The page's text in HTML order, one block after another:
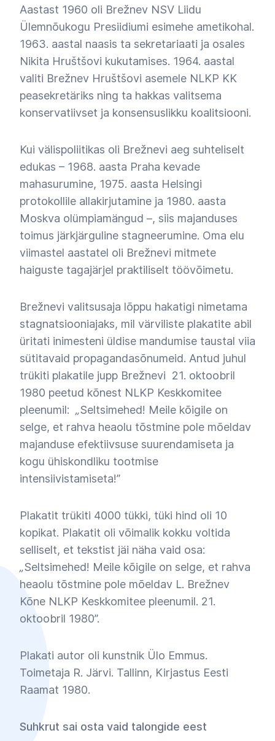
Aastast 1960 oli Brežnev NSV Liidu
Ülemnõukogu Presiidiumi esimehe ametikohal.
1963. aastal naasis ta sekretariaati ja osales
Nikita Hruštšovi kukutamises. 1964. aastal
valiti Brežnev Hruštšovi asemele NLKP KK
peasekretäriks ning ta hakkas valitsema
konservatiivset ja konsensuslikku koalitsiooni.
Kui välispoliitikas oli Brežnevi aeg suhteliselt
edukas – 1968. aasta Praha kevade
mahasurumine, 1975. aasta Helsingi
protokollile allakirjutamine ja 1980. aasta
Moskva olümpiamängud –, siis majanduses
toimus järkjärguline stagneerumine. Oma elu
viimastel aastatel oli Brežnevi mitmete
haiguste tagajärjel praktiliselt töövõimetu.
Brežnevi valitsusaja lõppu hakatigi nimetama
stagnatsiooniajaks, mil värviliste plakatite abil
üritati inimesteni üldise mandumise taustal viia
sütitavaid propagandasõnumeid. Antud juhul
trükiti plakatile jupp Brežnevi 21. oktoobril
1980 peetud kõnest NLKP Keskkomitee
pleenumil: „Seltsimehed! Meile kõigile on
selge, et rahva heaolu tõstmine pole mõeldav
majanduse efektiivsuse suurendamiseta ja
kogu ühiskondliku tootmise
intensiivistamiseta!”
Plakatit trükiti 4000 tükki, tüki hind oli 10
kopikat. Plakatit oli võimalik kokku voltida
selliselt, et tekstist jäi näha vaid osa:
„Seltsimehed! Meile kõigile on selge, et rahva
heaolu tõstmine pole mõeldav L. Brežnev
Kõne NLKP Keskkomitee pleenumil. 21.
oktoobril 1980”.
Plakati autor oli kunstnik Ülo Emmus.
Toimetaja R. Järvi. Tallinn, Kirjastus Eesti
Raamat 1980.
Suhkrut sai osta vaid talongide eest